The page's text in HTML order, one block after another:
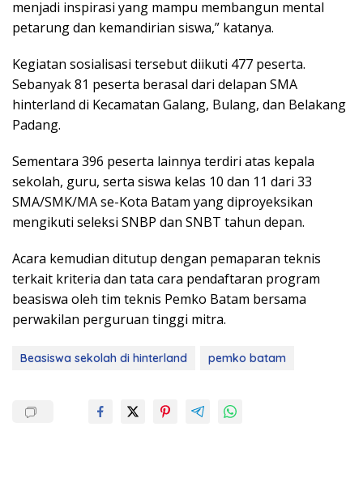
menjadi inspirasi yang mampu membangun mental
petarung dan kemandirian siswa,” katanya.
Kegiatan sosialisasi tersebut diikuti 477 peserta.
Sebanyak 81 peserta berasal dari delapan SMA
hinterland di Kecamatan Galang, Bulang, dan Belakang
Padang.
Sementara 396 peserta lainnya terdiri atas kepala
sekolah, guru, serta siswa kelas 10 dan 11 dari 33
SMA/SMK/MA se-Kota Batam yang diproyeksikan
mengikuti seleksi SNBP dan SNBT tahun depan.
Acara kemudian ditutup dengan pemaparan teknis
terkait kriteria dan tata cara pendaftaran program
beasiswa oleh tim teknis Pemko Batam bersama
perwakilan perguruan tinggi mitra.
Beasiswa sekolah di hinterland pemko batam